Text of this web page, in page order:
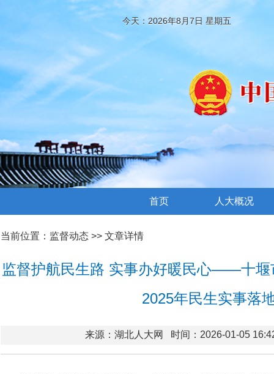
今天：2026年8月7日 星期五
首页 人大概况
当前位置： 监督动态 >> 文章详情
监督护航民生路 实事办好暖民心——十堰
2025年民生实事落
来源：湖北人大网 时间：2026-01-05